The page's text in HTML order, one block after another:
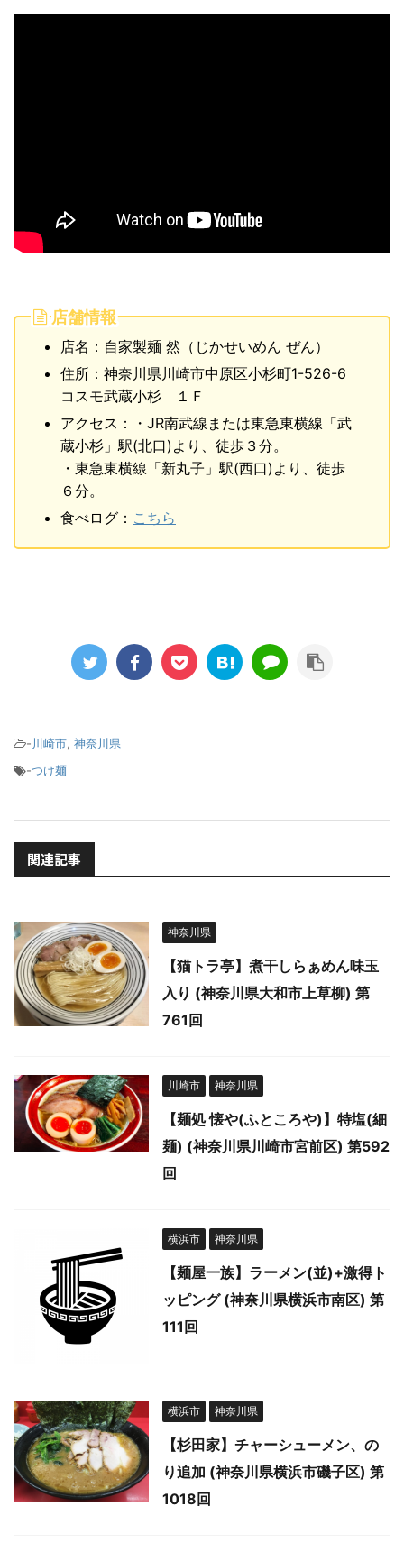
店舗情報
店名：自家製麺 然（じかせいめん ぜん）
住所：神奈川県川崎市中原区小杉町1-526-6
コスモ武蔵小杉 １Ｆ
アクセス：・JR南武線または東急東横線「武
蔵小杉」駅(北口)より、徒歩３分。
・東急東横線「新丸子」駅(西口)より、徒歩
６分。
食べログ： こちら
-川崎市, 神奈川県
-つけ麺
関連記事
神奈川県
【猫トラ亭】煮干しらぁめん味玉
入り (神奈川県大和市上草柳) 第
761回
川崎市 神奈川県
【麺処 懐や(ふところや)】特塩(細
麺) (神奈川県川崎市宮前区) 第592
回
横浜市 神奈川県
【麺屋一族】ラーメン(並)+激得ト
ッピング (神奈川県横浜市南区) 第
111回
横浜市 神奈川県
【杉田家】チャーシューメン、の
り追加 (神奈川県横浜市磯子区) 第
1018回